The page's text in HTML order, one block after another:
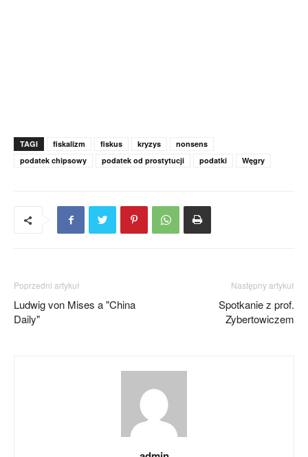
TAGI fiskalizm fiskus kryzys
nonsens
podatek chipsowy
podatek od prostytucji podatki Węgry
Poprzedni artykuł
Ludwig von Mises a "China
Daily"
Następny artykuł
Spotkanie z prof.
Zybertowiczem